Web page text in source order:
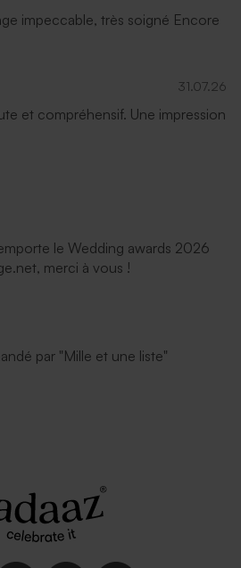
impeccable, très soigné Encore
31.07.26
et compréhensif. Une impression
le Wedding awards 2026
merci à vous !
par "Mille et une liste"